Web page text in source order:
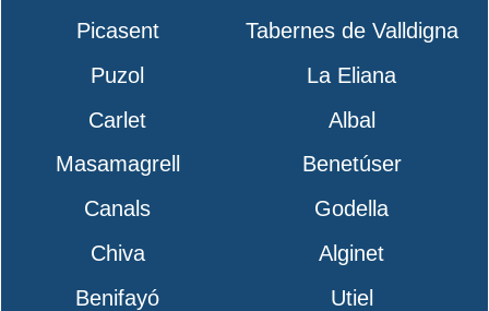
Picasent
Tabernes de Valldigna
Puzol
La Eliana
Carlet
Albal
Masamagrell
Benetúser
Canals
Godella
Chiva
Alginet
Benifayó
Utiel